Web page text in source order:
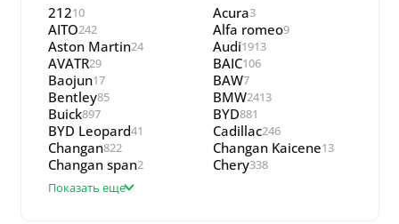
21210 Acura3
AITO242 Alfa romeo9
Aston Martin24 Audi1913
AVATR29 BAIC106
Baojun17 BAW7
Bentley85 BMW2413
Buick897 BYD881
BYD Leopard41 Cadillac246
Changan822 Changan Kaicene13
Changan span2 Chery338
Показать еще